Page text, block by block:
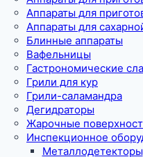
Аппараты для
Аппараты для
Блинные аппараты
Вафельницы
Гастрономические
Грили для кур
Грили-саламандра
Дегидраторы
Жарочные
Инспекционное
Металлодетекторы